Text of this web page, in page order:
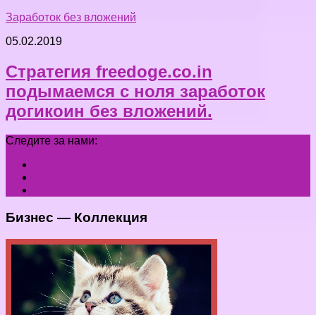
Заработок без вложений
05.02.2019
Стратегия freedoge.co.in
подымаемся с ноля заработок
догикоин без вложений.
Следите за нами:
Бизнес — Коллекция